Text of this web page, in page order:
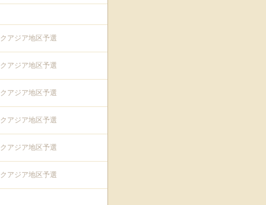
アジア地区予選
アジア地区予選
アジア地区予選
アジア地区予選
アジア地区予選
アジア地区予選